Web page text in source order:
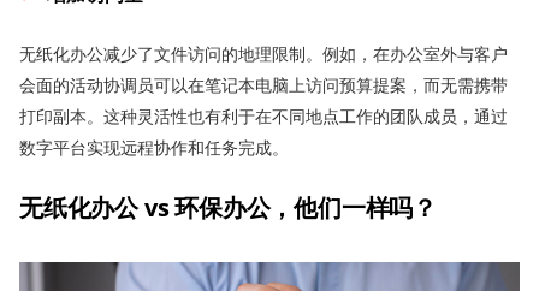
无纸化办公减少了文件访问的地理限制。例如，在办公室外与客户
会面的活动协调员可以在笔记本电脑上访问预算提案，而无需携带
打印副本。这种灵活性也有利于在不同地点工作的团队成员，通过
数字平台实现远程协作和任务完成。
无纸化办公vs环保办公，他们一样吗？